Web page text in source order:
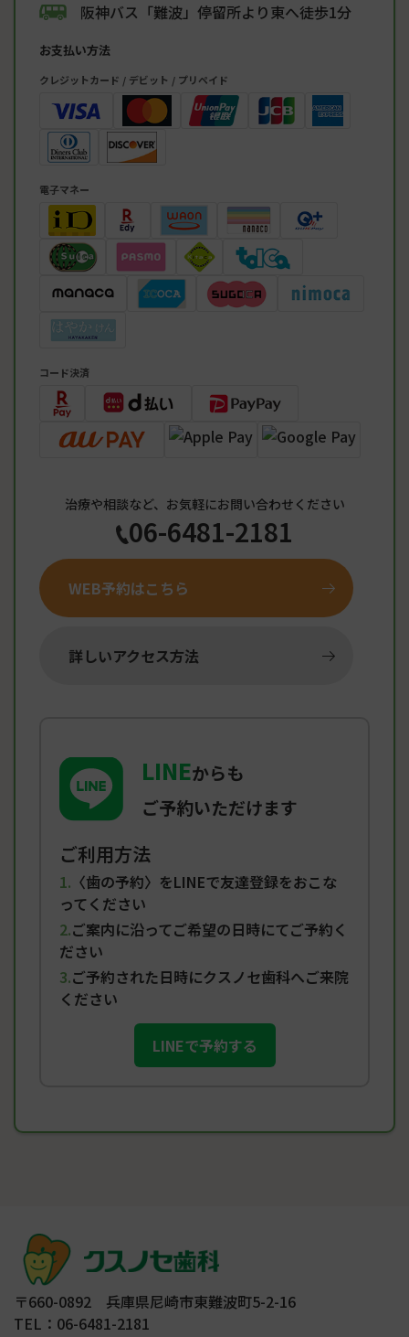
阪神バス「難波」停留所より東へ徒歩1分
お支払い方法
クレジットカード / デビット / プリペイド
電子マネー
コード決済
治療や相談など、お気軽にお問い合わせください
06-6481-2181
WEB予約はこちら
詳しいアクセス方法
LINEからも
ご予約いただけます
ご利用方法
〈歯の予約〉をLINEで友達登録をおこな
ってください
ご案内に沿ってご希望の日時にてご予約く
ださい
ご予約された日時にクスノセ歯科へご来院
ください
LINEで予約する
〒660-0892 兵庫県尼崎市東難波町5-2-16
TEL：06-6481-2181